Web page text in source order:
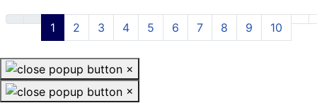
1 2 3 4 5 6 7 8 9 10
×
×